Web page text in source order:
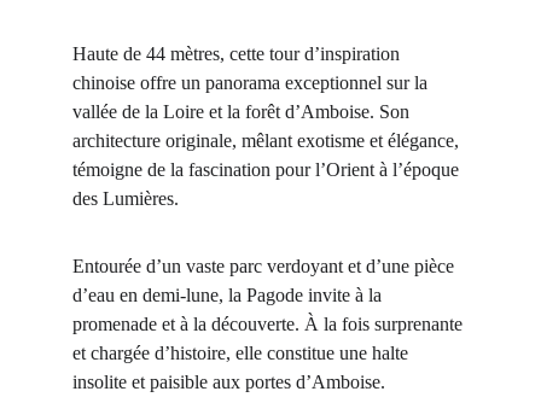
Haute de 44 mètres, cette tour d’inspiration
chinoise offre un panorama exceptionnel sur la
vallée de la Loire et la forêt d’Amboise. Son
architecture originale, mêlant exotisme et élégance,
témoigne de la fascination pour l’Orient à l’époque
des Lumières.
Entourée d’un vaste parc verdoyant et d’une pièce
d’eau en demi-lune, la Pagode invite à la
promenade et à la découverte. À la fois surprenante
et chargée d’histoire, elle constitue une halte
insolite et paisible aux portes d’Amboise.